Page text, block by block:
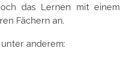
das Lernen mit einem
Fächern an.
anderem: